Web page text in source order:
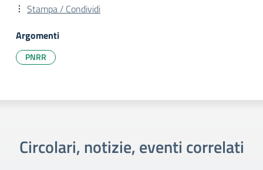
Stampa / Condividi
Argomenti
PNRR
Circolari, notizie, eventi correlati